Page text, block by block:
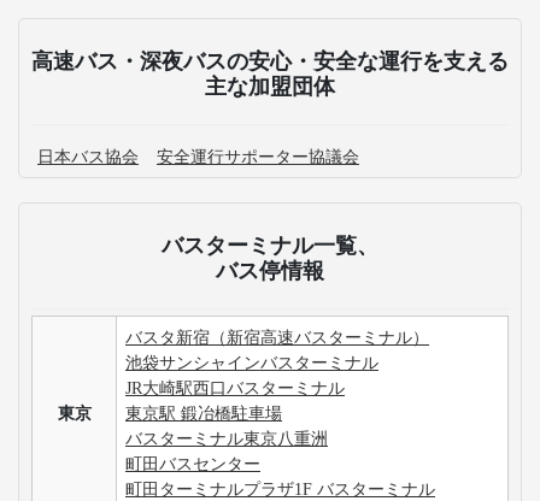
高速バス・深夜バスの安心・安全な運行を支える
主な加盟団体
日本バス協会 安全運行サポーター協議会
バスターミナル一覧、
バス停情報
東京
バスタ新宿（新宿高速バスターミナル）
池袋サンシャインバスターミナル
JR大崎駅西口バスターミナル
東京駅 鍛冶橋駐車場
バスターミナル東京八重洲
町田バスセンター
町田ターミナルプラザ1F バスターミナル